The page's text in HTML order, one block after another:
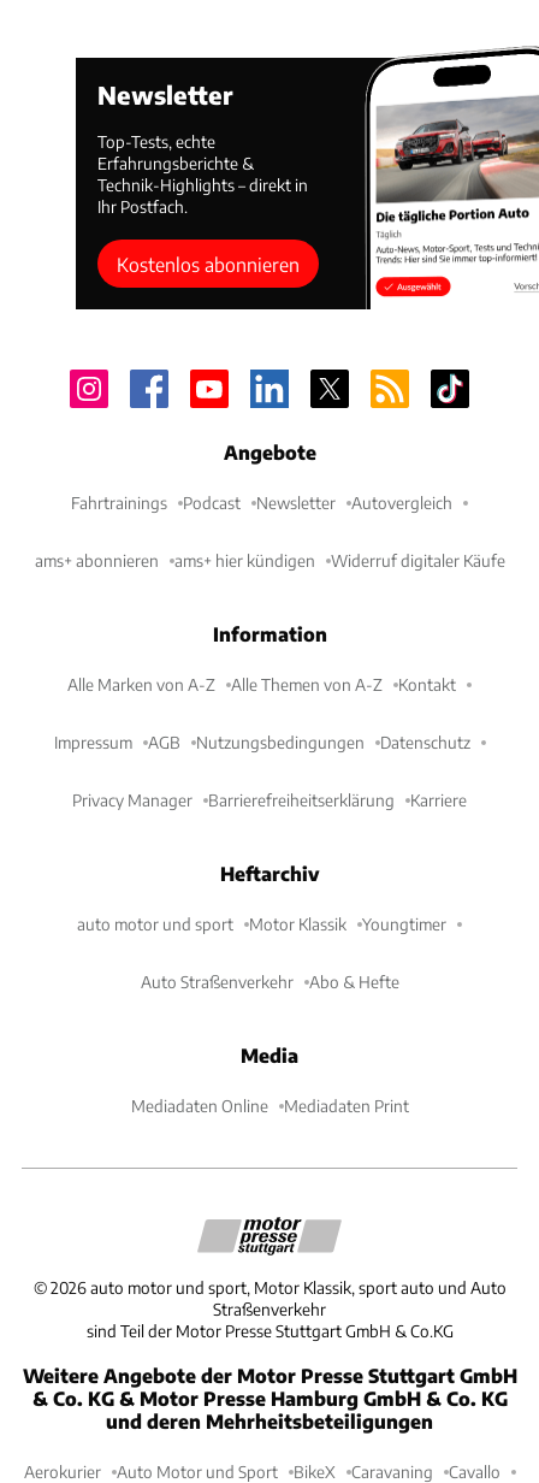
Newsletter
Top-Tests, echte
Erfahrungsberichte &
Technik-Highlights – direkt in
Ihr Postfach.
Kostenlos abonnieren
Angebote
Fahrtrainings Podcast Newsletter Autovergleich
ams+ abonnieren ams+ hier kündigen Widerruf digitaler Käufe
Information
Alle Marken von A-Z Alle Themen von A-Z Kontakt
Impressum AGB Nutzungsbedingungen Datenschutz
Privacy Manager Barrierefreiheitserklärung Karriere
Heftarchiv
auto motor und sport Motor Klassik Youngtimer
Auto Straßenverkehr Abo & Hefte
Media
Mediadaten Online Mediadaten Print
©2026 auto motor und sport, Motor Klassik, sport auto und Auto
Straßenverkehr
sind Teil der Motor Presse Stuttgart GmbH & Co.KG
Weitere Angebote der Motor Presse Stuttgart GmbH
& Co. KG & Motor Presse Hamburg GmbH & Co. KG
und deren Mehrheitsbeteiligungen
Aerokurier Auto Motor und Sport BikeX Caravaning Cavallo